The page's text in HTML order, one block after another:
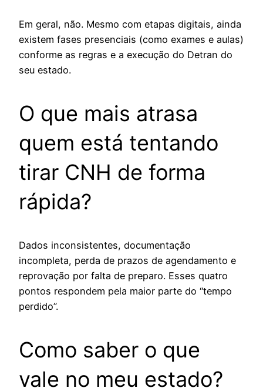
Em geral, não. Mesmo com etapas digitais, ainda
existem fases presenciais (como exames e aulas)
conforme as regras e a execução do Detran do
seu estado.
O que mais atrasa
quem está tentando
tirar CNH de forma
rápida?
Dados inconsistentes, documentação
incompleta, perda de prazos de agendamento e
reprovação por falta de preparo. Esses quatro
pontos respondem pela maior parte do “tempo
perdido”.
Como saber o que
vale no meu estado?